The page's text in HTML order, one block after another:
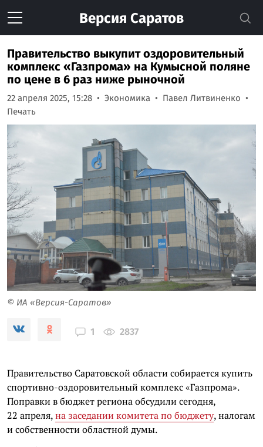
Версия Саратов
Правительство выкупит оздоровительный
комплекс «Газпрома» на Кумысной поляне
по цене в 6 раз ниже рыночной
22 апреля 2025, 15:28 Экономика
Павел Литвиненко
Печать
© ИА «Версия-Саратов»
1 2837
Правительство Саратовской области собирается купить
спортивно-оздоровительный комплекс «Газпрома».
Поправки в бюджет региона обсудили сегодня,
22 апреля,на заседании комитета по бюджету, налогам
и собственности областной думы.